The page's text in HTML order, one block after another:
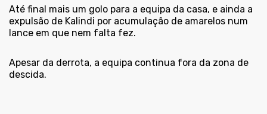
Até final mais um golo para a equipa da casa, e ainda a
expulsão de Kalindi por acumulação de amarelos num
lance em que nem falta fez.
Apesar da derrota, a equipa continua fora da zona de
descida.